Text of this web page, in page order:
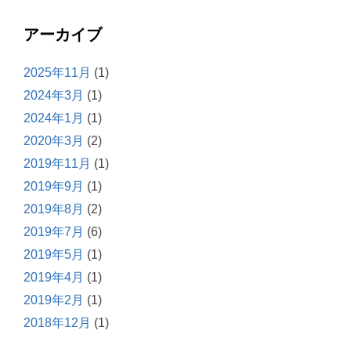
アーカイブ
2025年11月 (1)
2024年3月 (1)
2024年1月 (1)
2020年3月 (2)
2019年11月 (1)
2019年9月 (1)
2019年8月 (2)
2019年7月 (6)
2019年5月 (1)
2019年4月 (1)
2019年2月 (1)
2018年12月 (1)